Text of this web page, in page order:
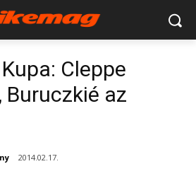
Cleppe
Buruczkié az
2014.02.17.